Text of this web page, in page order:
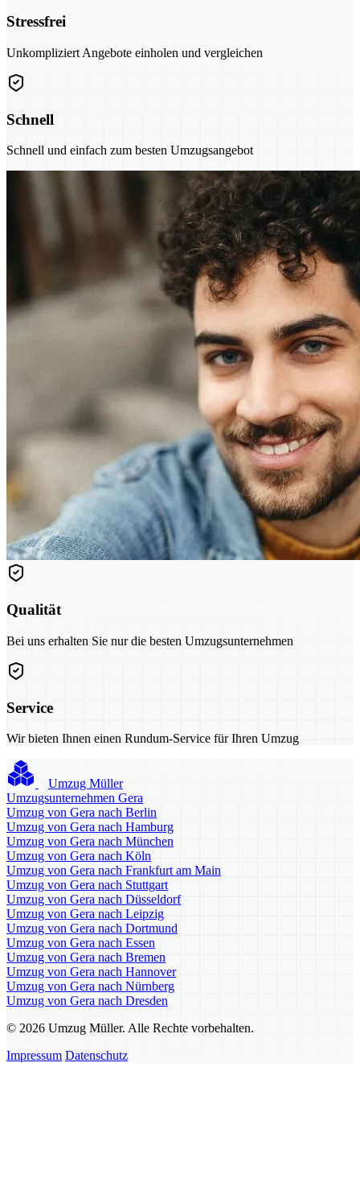
Stressfrei
Unkompliziert Angebote einholen und vergleichen
Schnell
Schnell und einfach zum besten Umzugsangebot
Qualität
Bei uns erhalten Sie nur die besten Umzugsunternehmen
Service
Wir bieten Ihnen einen Rundum-Service für Ihren Umzug
Umzug Müller
Umzugsunternehmen Gera
Umzug von Gera nach Berlin
Umzug von Gera nach Hamburg
Umzug von Gera nach München
Umzug von Gera nach Köln
Umzug von Gera nach Frankfurt am Main
Umzug von Gera nach Stuttgart
Umzug von Gera nach Düsseldorf
Umzug von Gera nach Leipzig
Umzug von Gera nach Dortmund
Umzug von Gera nach Essen
Umzug von Gera nach Bremen
Umzug von Gera nach Hannover
Umzug von Gera nach Nürnberg
Umzug von Gera nach Dresden
© 2026 Umzug Müller. Alle Rechte vorbehalten.
Impressum Datenschutz